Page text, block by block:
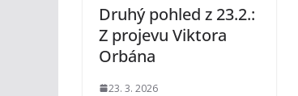
Druhý pohled z 23.2.:
Z projevu Viktora
Orbána
23. 3. 2026